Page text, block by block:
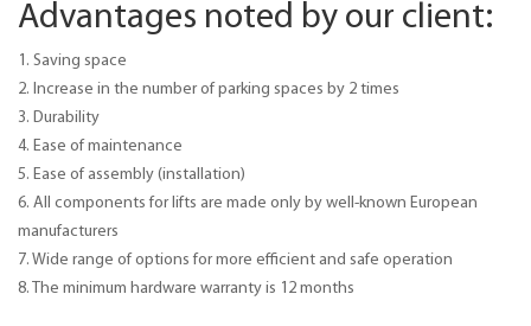
Advantages noted by our client:
1. Saving space
2. Increase in the number of parking spaces by 2 times
3. Durability
4. Ease of maintenance
5. Ease of assembly (installation)
6. All components for lifts are made only by well-known European
manufacturers
7. Wide range of options for more efficient and safe operation
8. The minimum hardware warranty is 12 months